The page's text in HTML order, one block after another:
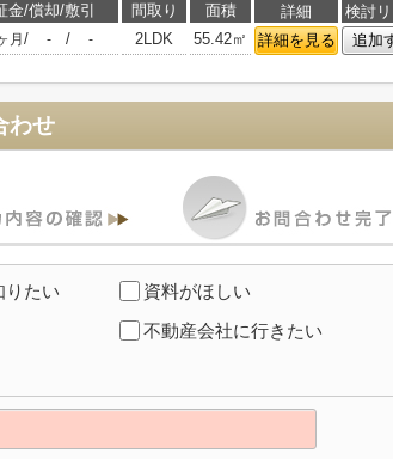
金/償却/敷引 間取り 面積 詳細
検討リ
月 / - / - 2LDK 55.42㎡ 詳細を見る 追加
わせ
りたい
資料がほしい
不動産会社に行きたい